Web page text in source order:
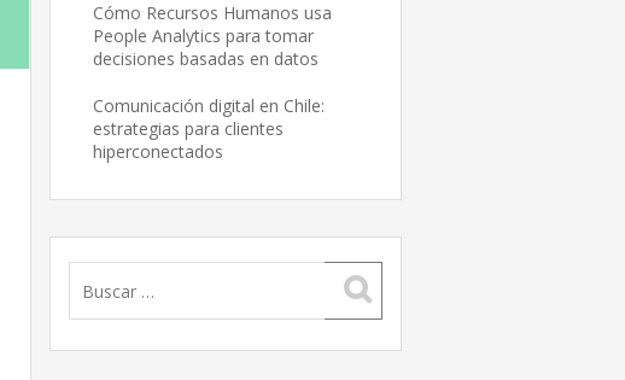
Cómo Recursos Humanos usa
People Analytics para tomar
decisiones basadas en datos
Comunicación digital en Chile:
estrategias para clientes
hiperconectados